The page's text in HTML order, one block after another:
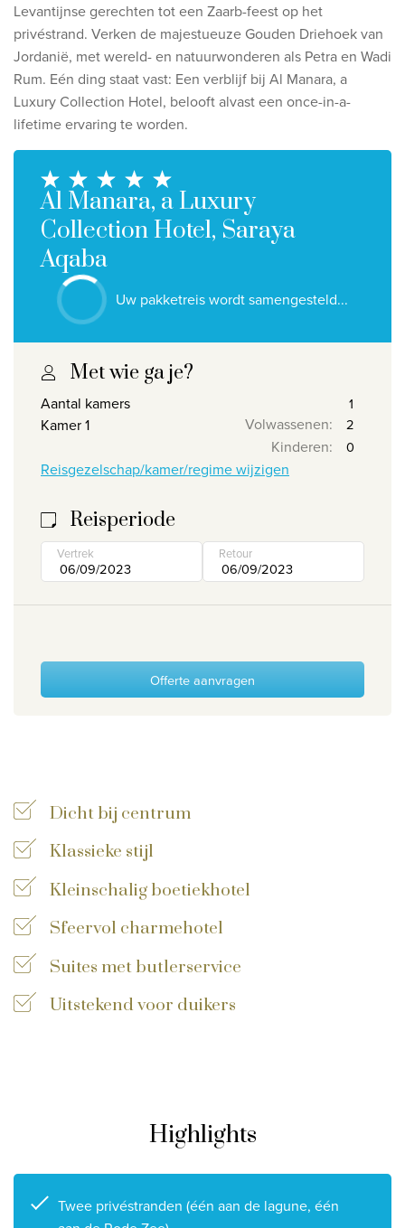
Bekijk alle thema's
De beste aanbiedingen
IKYK Malta
Dhigali Resort Maldives
SALT of Palmar Mauritius
Bekijk alle promoties
Over Travelworld
Wie zijn wij
Waarom Travelworld
Onze bestemmingen
Contacteer ons
Onze reiskantoren
Nuttige links
Vacatures
Voorwaarden
Levantijnse gerechten tot een Zaarb-feest op het
privéstrand. Verken de majestueuze Gouden Driehoek van
Jordanië, met wereld- en natuurwonderen als Petra en Wadi
Rum. Eén ding staat vast: Een verblijf bij Al Manara, a
Luxury Collection Hotel, belooft alvast een once-in-a-
lifetime ervaring te worden.
Al Manara, a Luxury
Collection Hotel, Saraya
Aqaba
Uw pakketreis wordt samengesteld...
Met wie ga je?
Aantal kamers
Kamer 1
Volwassenen:
Kinderen:
Reisgezelschap/kamer/regime wijzigen
Reisperiode
Vertrek Retour
Offerte aanvragen
Dicht bij centrum
Klassieke stijl
Kleinschalig boetiekhotel
Sfeervol charmehotel
Suites met butlerservice
Uitstekend voor duikers
Highlights
Twee privéstranden (één aan de lagune, één